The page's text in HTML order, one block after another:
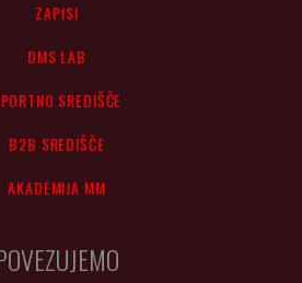
ZAPISI
DMS LAB
SREDIŠČE
B2B SREDIŠČE
AKADEMIJA MM